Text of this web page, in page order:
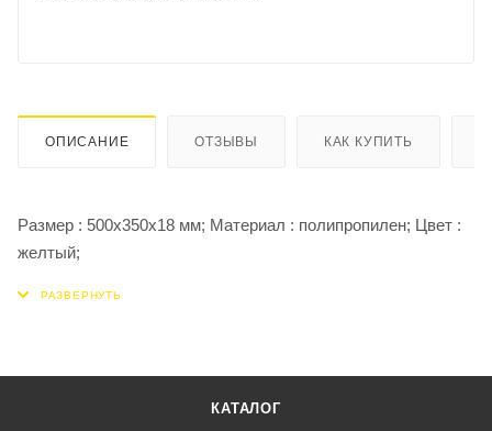
ОПИСАНИЕ ОТЗЫВЫ КАК КУПИТЬ
Размер : 500х350х18 мм; Материал : полипропилен; Цвет :
желтый;
КАТАЛОГ